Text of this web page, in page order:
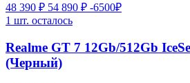
48 390 ₽ 54 890 ₽ -6500₽
1 шт. осталось
Realme GT 7 12Gb/512Gb
(Черный)